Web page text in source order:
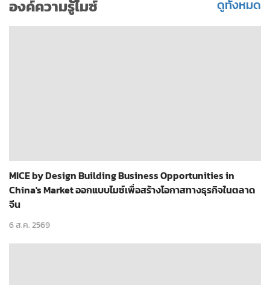
องค์ความรู้ไมซ์ ดูทั้งหมด
MICE by Design Building Business Opportunities in
China's Market ออกแบบไมซ์เพื่อสร้างโอกาสทางธุรกิจในตลาด
จีน
6 ส.ค. 2569